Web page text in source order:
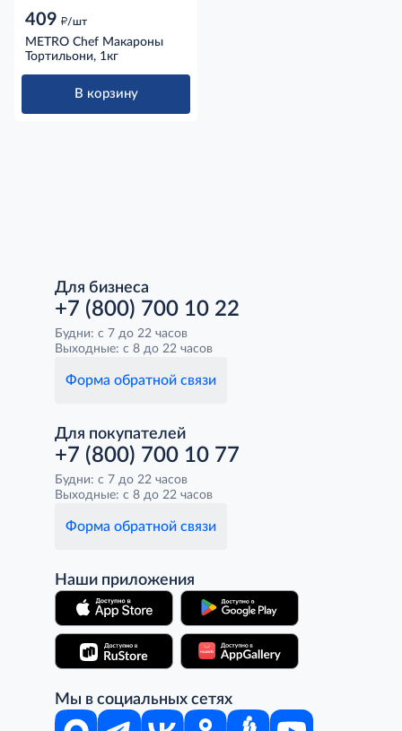
409 д/шт
METRO Chef Макароны
Тортильони, 1кг
В корзину
Для бизнеса
+7 (800) 700 10 22
Будни: с 7 до 22 часов
Выходные: с 8 до 22 часов
Форма обратной связи
Для покупателей
+7 (800) 700 10 77
Будни: с 7 до 22 часов
Выходные: с 8 до 22 часов
Форма обратной связи
Наши приложения
Мы в социальных сетях